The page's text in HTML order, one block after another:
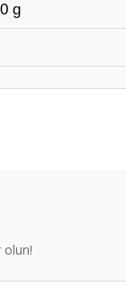
olun!